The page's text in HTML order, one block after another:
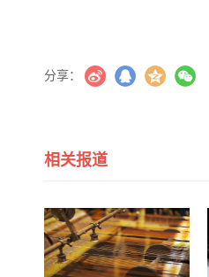
分享：
相关报道